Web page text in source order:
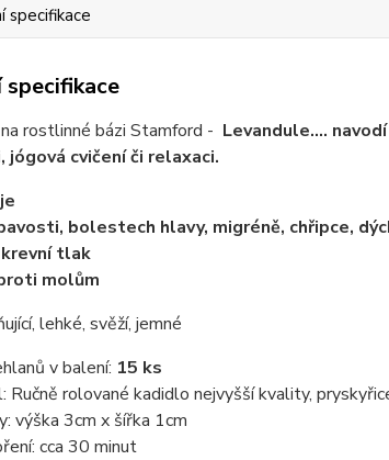
specifikace
rostlinné bázi Stamford - Levandule....
jógová cvičení či relaxaci.
bolestech hlavy, migréně, chřipce,
tlak
molům
lehké, svěží, jemné
v balení: 15 ks
Ručně rolované kadidlo nejvyšší kvality,
výška 3cm x šířka 1cm
cca 30 minut